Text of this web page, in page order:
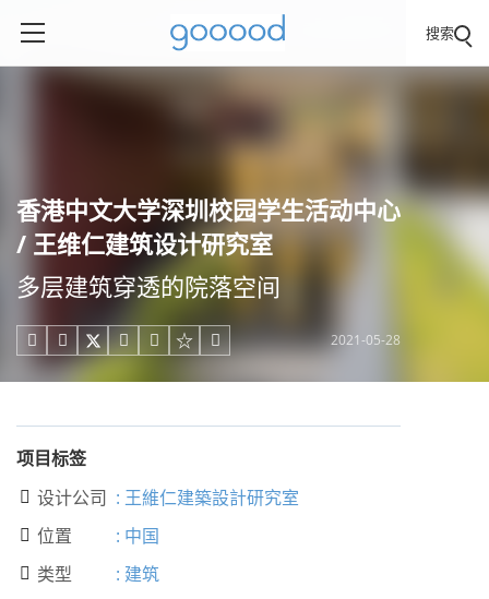
搜索
香港中文大学深圳校园学生活动中心
/ 王维仁建筑设计研究室
多层建筑穿透的院落空间
     2021-05-28
项目标签
 设计公司 : 王維仁建築設計研究室
 位置 : 中国
 类型 : 建筑